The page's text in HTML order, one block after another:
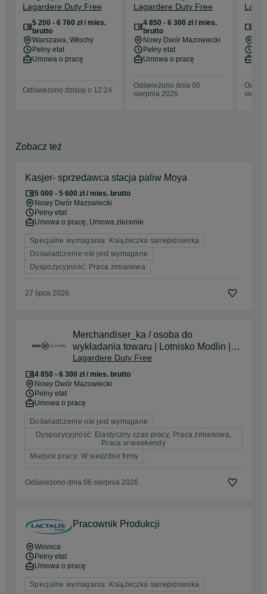
pracowniczki mają możliwość awansu na starszego
kierownika/kierowniczki lub kierownika/kierowniczkę.
Dodatkowo każdy pracownik i pracowniczka mają możliwość
wzięcia udziału w wewnętrznej rekrutacji do centrali firmy.
realizację zainteresowań w obszarze beauty i fashion.
Duty Free | Lotnisko
Warszawa
Lagardere Duty Free
5 200 - 6 760 zł / mies.
brutto
Warszawa, Włochy
Pełny etat
Umowa o pracę
Odświeżono dzisiaj o 12:24
towaru | Lotnisko
Modlin | praca stała:
cały etat UOP
Lagardere Duty Free
4 850 - 6 300 zł / mies.
brutto
Nowy Dwór Mazowiecki
Pełny etat
Umowa o pracę
Odświeżono dnia 06
sierpnia 2026
|
etat
Zobacz też
Kasjer- sprzedawca stacja paliw Moya
5 000 - 5 600 zł / mies. brutto
Nowy Dwór Mazowiecki
Pełny etat
Umowa o pracę, Umowa zlecenie
Specjalne wymagania: Książeczka sanepidowska
Doświadczenie nie jest wymagane
Dyspozycyjność: Praca zmianowa
27 lipca 2026
Merchandiser_ka / osoba do
wykładania towaru | Lotnisko Modlin |
praca stała: cały etat UOP
Lagardere Duty Free
4 850 - 6 300 zł / mies. brutto
Nowy Dwór Mazowiecki
Pełny etat
Umowa o pracę
Doświadczenie nie jest wymagane
Dyspozycyjność: Elastyczny czas pracy, Praca zmianowa,
Praca w weekendy
Miejsce pracy: W siedzibie firmy
Odświeżono dnia 06 sierpnia 2026
Pracownik Produkcji
Winnica
Pełny etat
Umowa o pracę
Specjalne wymagania: Książeczka sanepidowska